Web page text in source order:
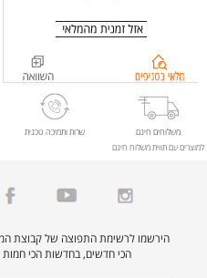
מלאי
%d7%93%d7%99%d7%a1%d7%a4%d7%a0%d7%a1%d7%a8+%d7%a1%d7%91%d7%95%d7%9f+%d7%90%d7%95%d7%98%d7%95%d7%9e%d7%98%d7%99+%d7%93%d7%92%d7%9d+Mi+Automatic+Foaming+Soap+Dispenser
משלוחים חינם
למוצרים עם תווית משלוח חינם
שרות ותמיכה טכנית
הירשמו לרשימת התפוצה של קבוצת
הכי חדשים, בחדשות הכי חמות